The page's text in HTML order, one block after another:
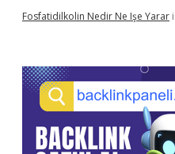
Fosfatidilkolin Nedir Ne Işe Yarar